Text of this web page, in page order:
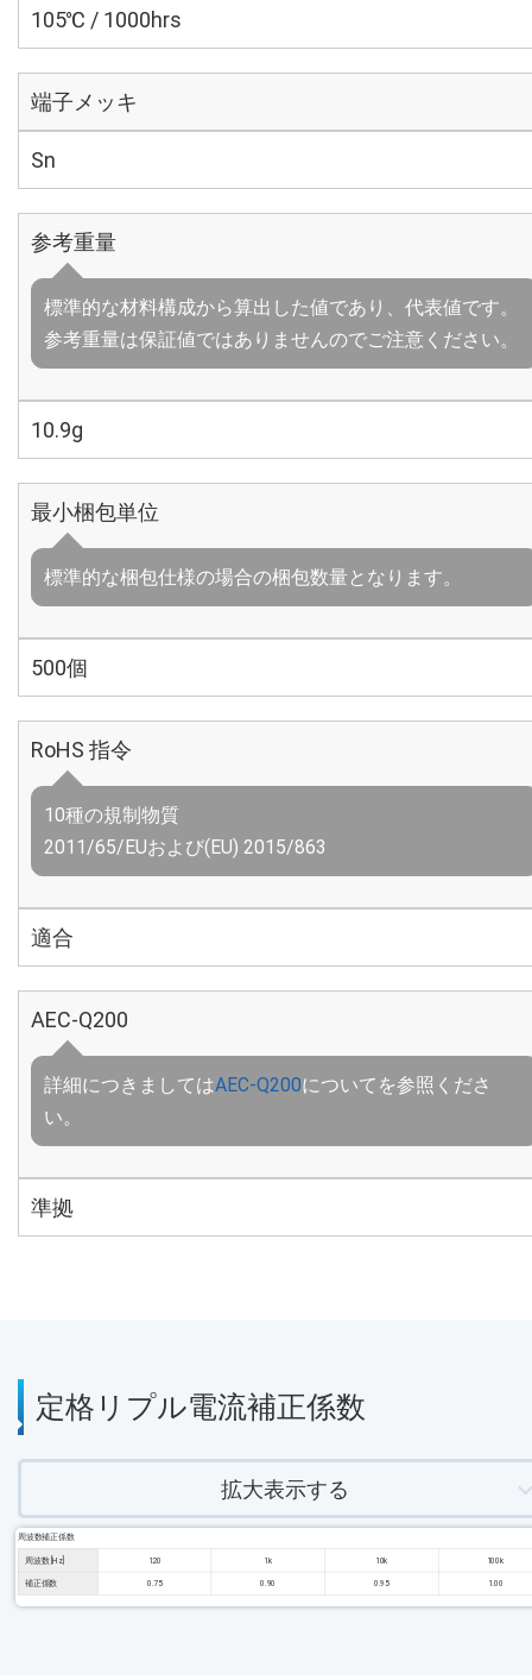
105℃ / 1000hrs
端子メッキ
Sn
参考重量
標準的な材料構成から算出した値であり、代表値です。
参考重量は保証値ではありませんのでご注意ください。
10.9g
最小梱包単位
標準的な梱包仕様の場合の梱包数量となります。
500個
RoHS 指令
10種の規制物質
2011/65/EUおよび(EU) 2015/863
適合
AEC-Q200
詳細につきましてはAEC-Q200についてを参照くださ
い。
準拠
定格リプル電流補正係数
拡大表示する
周波数補正係数
周波数 [Hz] 120 1k 10k 100k
補正係数 0.75 0.90 0.95 1.00